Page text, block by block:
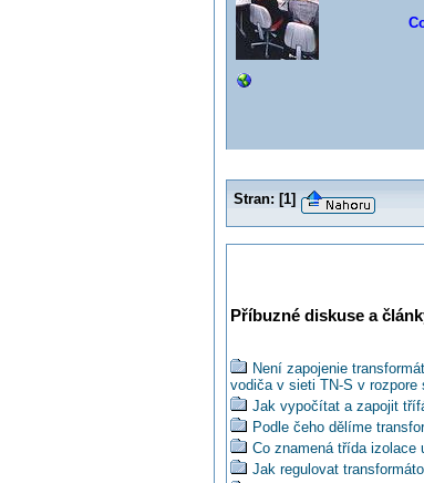
Stran: [1]
Příbuzné diskuse a
Není zapojenie
vodiča v sieti TN-S v rozpore
Jak vypočítat a zapojit
Podle čeho dělíme
Co znamená třída izolace
Jak regulovat